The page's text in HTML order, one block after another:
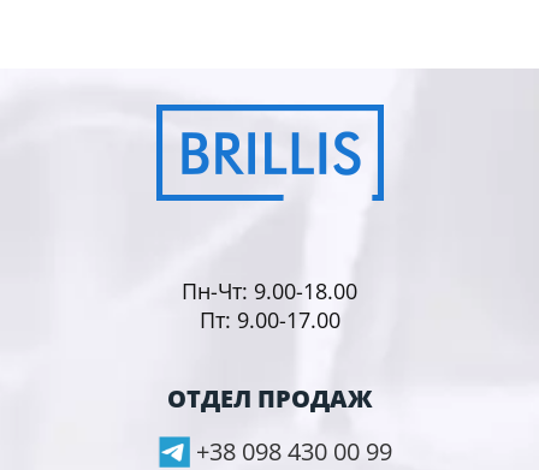
Пн-Чт: 9.00-18.00
Пт: 9.00-17.00
ОТДЕЛ ПРОДАЖ
+38 098 430 00 99